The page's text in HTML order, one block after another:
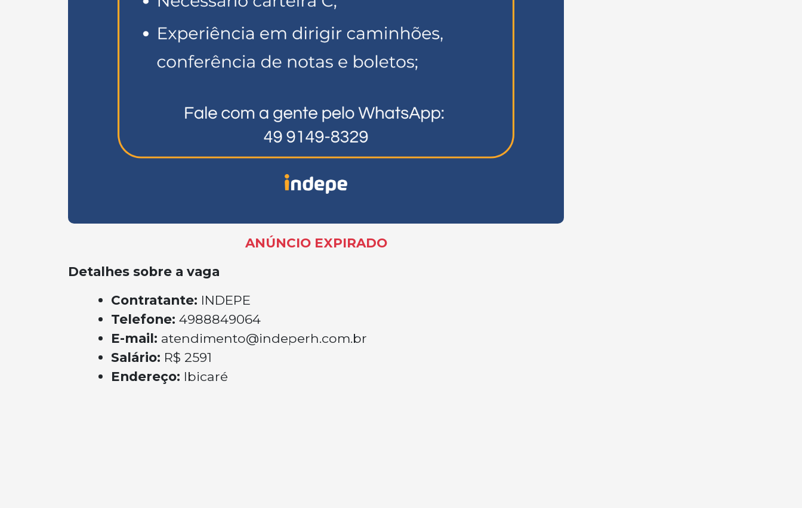
ANÚNCIO EXPIRADO
Detalhes sobre a vaga
Contratante: INDEPE
Telefone: 4988849064
E-mail: atendimento@indeperh.com.br
Salário: R$ 2591
Endereço: Ibicaré